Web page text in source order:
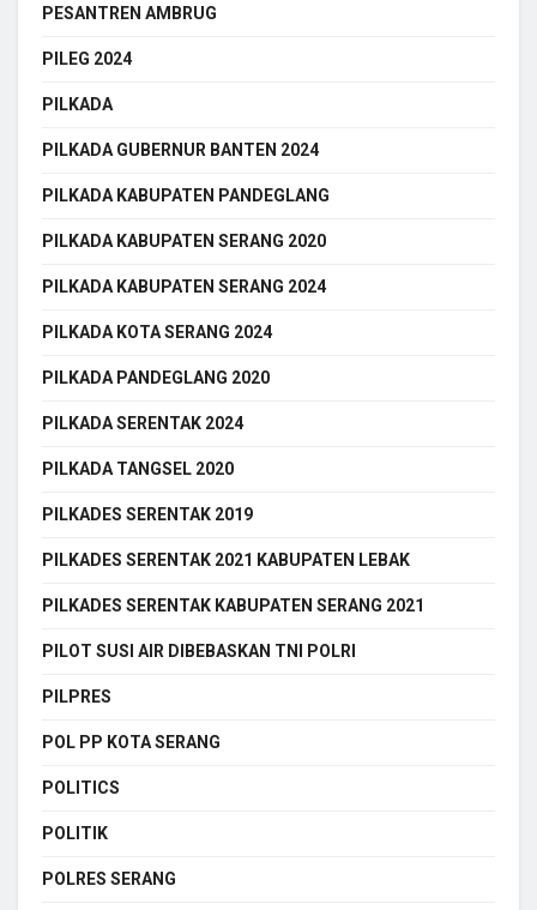
PESANTREN AMBRUG
PILEG 2024
PILKADA
PILKADA GUBERNUR BANTEN 2024
PILKADA KABUPATEN PANDEGLANG
PILKADA KABUPATEN SERANG 2020
PILKADA KABUPATEN SERANG 2024
PILKADA KOTA SERANG 2024
PILKADA PANDEGLANG 2020
PILKADA SERENTAK 2024
PILKADA TANGSEL 2020
PILKADES SERENTAK 2019
PILKADES SERENTAK 2021 KABUPATEN LEBAK
PILKADES SERENTAK KABUPATEN SERANG 2021
PILOT SUSI AIR DIBEBASKAN TNI POLRI
PILPRES
POL PP KOTA SERANG
POLITICS
POLITIK
POLRES SERANG